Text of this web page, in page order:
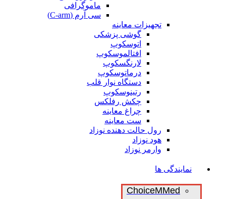
ماموگرافی
سی آرم (C-arm)
تجهیزات معاینه
گوشی پزشکی
اتوسکوپ
افتالموسکوپ
لارنگسکوپ
درماتوسکوپ
دستگاه نوار قلب
رتینوسکوپ
چکش رفلکس
چراغ معاینه
ست معاینه
رول حالت دهنده نوزاد
هود نوزاد
وارمر نوزاد
نمایندگی ها
ChoiceMMed